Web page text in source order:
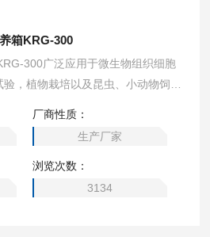
箱KRG-300
300广泛应用于微生物组织细胞
，植物栽培以及昆虫、小动物饲养
厂商性质：
生产厂家
浏览次数：
3134